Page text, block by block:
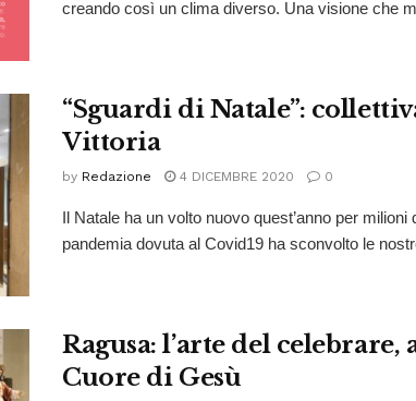
creando così un clima diverso. Una visione che
“Sguardi di Natale”:
Vittoria
by Redazione 4 DICEMBRE 2020 0
Il Natale ha un volto nuovo quest’anno per milioni
pandemia dovuta al Covid19 ha sconvolto le
Ragusa: l’arte del celebrare,
Cuore di Gesù